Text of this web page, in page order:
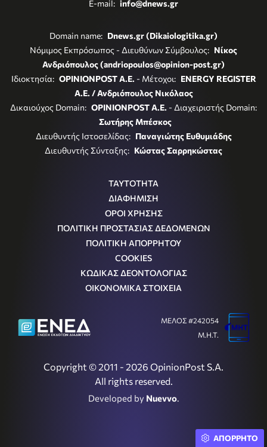
E-mail: info@dnews.gr
Domain name: Dnews.gr (Dikaiologitika.gr)
Νόμιμος Εκπρόσωπος - Διευθύνων Σύμβουλος: Νίκος
Ανδριόπουλος (andriopoulos@opinion-post.gr)
Ιδιοκτησία: OPINIONPOST A.E. - Μέτοχοι: ENERGY REGISTER
Α.Ε. / Ανδριόπουλος Νικόλαος
Δικαιούχος Domain: OPINIONPOST A.E. - Διαχειριστής Domain:
Σωτήρης Μπέσκος
Διευθυντής Ιστοσελίδας: Παναγιώτης Ευθυμιάδης
Διευθυντής Σύνταξης: Κώστας Σαρρηκώστας
ΤΑΥΤΟΤΗΤΑ
ΔΙΑΦΗΜΙΣΗ
ΟΡΟΙ ΧΡΗΣΗΣ
ΠΟΛΙΤΙΚΗ ΠΡΟΣΤΑΣΙΑΣ ΔΕΔΟΜΕΝΩΝ
ΠΟΛΙΤΙΚΗ ΑΠΟΡΡΗΤΟΥ
COOKIES
ΚΩΔΙΚΑΣ ΔΕΟΝΤΟΛΟΓΙΑΣ
ΟΙΚΟΝΟΜΙΚΑ ΣΤΟΙΧΕΙΑ
Copyright © 2011 - 2026 OpinionPost S.A.
All rights reserved.
Developed by Nuevvo.
ΜΕΛΟΣ #242054
Μ.Η.Τ.
ΑΠΟΡΡΗΤΟ